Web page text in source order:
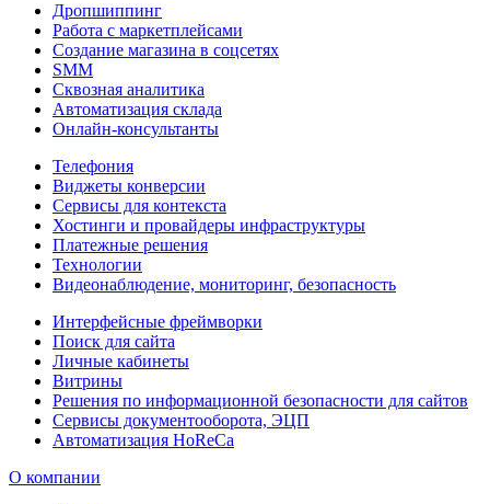
Дропшиппинг
Работа с маркетплейсами
Создание магазина в соцсетях
SMM
Сквозная аналитика
Автоматизация склада
Онлайн-консультанты
Телефония
Виджеты конверсии
Сервисы для контекста
Хостинги и провайдеры инфраструктуры
Платежные решения
Технологии
Видеонаблюдение, мониторинг, безопасность
Интерфейсные фреймворки
Поиск для сайта
Личные кабинеты
Витрины
Решения по информационной безопасности для сайтов
Сервисы документооборота, ЭЦП
Автоматизация HoReCa
О компании